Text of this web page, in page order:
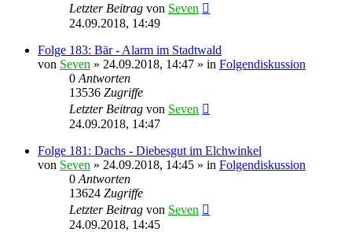
Letzter Beitrag von Seven
24.09.2018, 14:49
Folge 183: Bär - Alarm im Stadtwald
von Seven » 24.09.2018, 14:47 » in Folgendiskussion
0 Antworten
13536 Zugriffe
Letzter Beitrag von Seven
24.09.2018, 14:47
Folge 181: Dachs - Diebesgut im Elchwinkel
von Seven » 24.09.2018, 14:45 » in Folgendiskussion
0 Antworten
13624 Zugriffe
Letzter Beitrag von Seven
24.09.2018, 14:45